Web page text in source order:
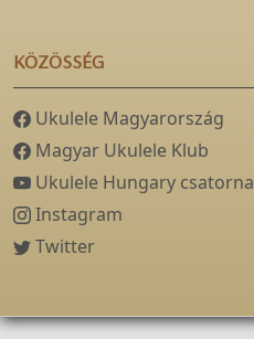
KÖZÖSSÉG
Ukulele Magyarország
Magyar Ukulele Klub
Ukulele Hungary csatorna
Instagram
Twitter